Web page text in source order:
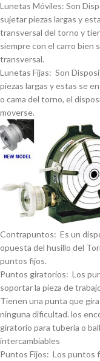
Lunetas Móviles: Son
sujetar piezas largas y
transversal del torno y
siempre con el carro bien
transversal.
Lunetas Fijas: Son
piezas largas y estas se
o cama del torno, el
moverse.
Contrapuntos: Es un
opuesta del husillo del
puntos fijos.
Puntos giratorios: Los
soportar la pieza de
Tienen una punta que
ninguna dificultad. los
giratorio para tuberí­a o
intercambiables
Puntos Fijos: Los puntos